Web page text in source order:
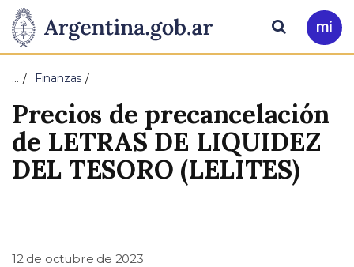
Presidencia
de
la
Nación
Pasar al contenido principal
Ir
a
Buscar
… Finanzas
Precios de precancelación
de LETRAS DE LIQUIDEZ
DEL TESORO (LELITES)
12 de octubre de 2023